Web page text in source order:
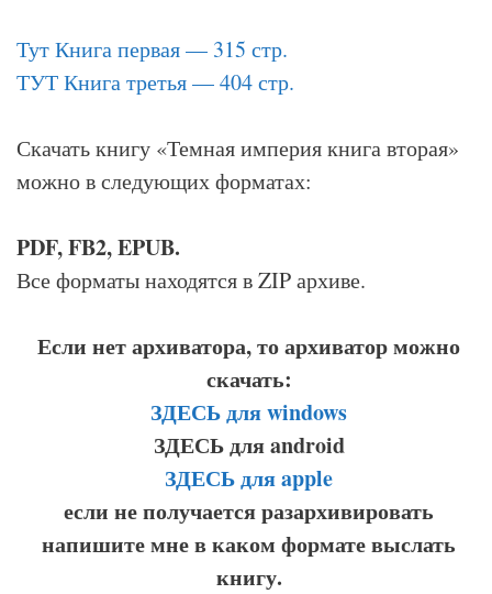
Тут Книга первая — 315 стр.
ТУТ Книга третья — 404 стр.
Скачать книгу «Темная империя книга вторая»
можно в следующих форматах:
PDF, FB2, EPUB.
Все форматы находятся в ZIP архиве.
Если нет архиватора, то архиватор можно
скачать:
ЗДЕСЬ для windows
ЗДЕСЬ для android
ЗДЕСЬ для apple
если не получается разархивировать
напишите мне в каком формате выслать
книгу.